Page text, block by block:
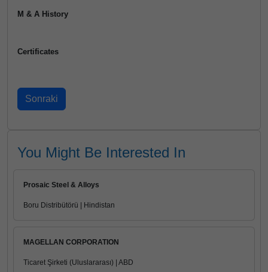
M & A History
Certificates
You Might Be Interested In
Prosaic Steel & Alloys
Boru Distribütörü | Hindistan
MAGELLAN CORPORATION
Ticaret Şirketi (Uluslararası) | ABD